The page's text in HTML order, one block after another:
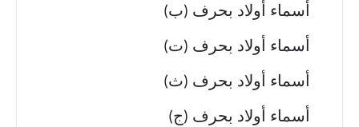
أسماء أولاد بحرف (ب)
أسماء أولاد بحرف (ت)
أسماء أولاد بحرف (ث)
أسماء أولاد بحرف (ج)